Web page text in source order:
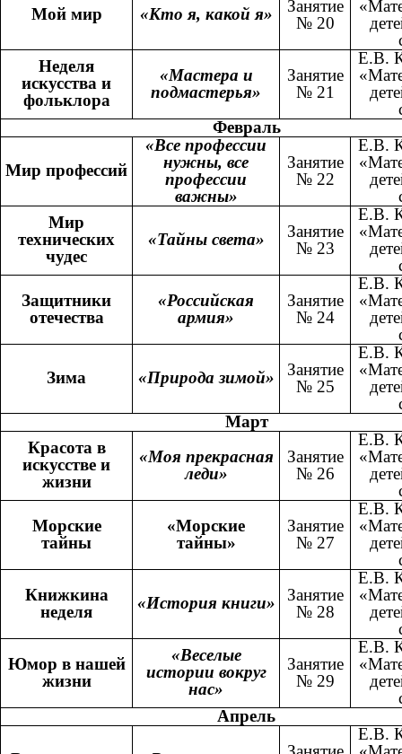
Мой мир «Кто я, какой я»
Занятие
№ 20
Неделя
искусства и
фольклора
«Мастера и
подмастерья»
Занятие
№ 21
Е.В.
Февраль
Мир профессий
«Все профессии
нужны, все
профессии
важны»
Занятие
№ 22
Е.В.
Мир
технических
чудес
«Тайны света»
Занятие
№ 23
Е.В.
Защитники
отечества
«Российская
армия»
Занятие
№ 24
Е.В.
Зима «Природа зимой»
Занятие
№ 25
Е.В.
Март
Красота в
искусстве и
жизни
«Моя прекрасная
леди»
Занятие
№ 26
Е.В.
Морские
тайны
«Морские
тайны»
Занятие
№ 27
Е.В.
Книжкина
неделя
«История книги»
Занятие
№ 28
Е.В.
Юмор в нашей
жизни
«Веселые
истории вокруг
нас»
Занятие
№ 29
Е.В.
Апрель
Е.В.